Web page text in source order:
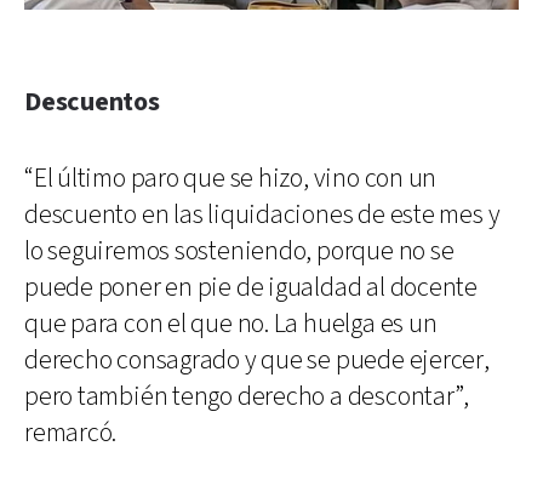
Descuentos
“El último paro que se hizo, vino con un
descuento en las liquidaciones de este mes y
lo seguiremos sosteniendo, porque no se
puede poner en pie de igualdad al docente
que para con el que no. La huelga es un
derecho consagrado y que se puede ejercer,
pero también tengo derecho a descontar”,
remarcó.